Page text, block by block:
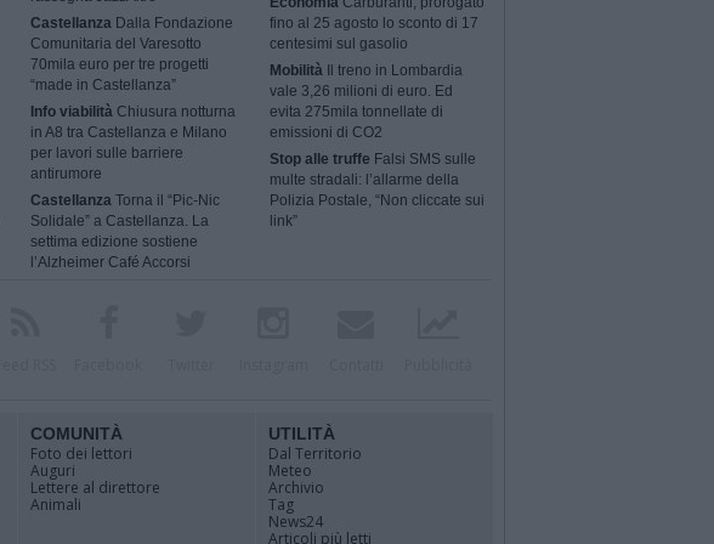
CastellanzaDalla Fondazione
Comunitaria del Varesotto
70mila euro per tre progetti
“made in Castellanza”
Info viabilitàChiusura notturna
in A8 tra Castellanza e Milano
per lavori sulle barriere
antirumore
CastellanzaTorna il “Pic-Nic
Solidale” a Castellanza. La
settima edizione sostiene
l’Alzheimer Café Accorsi
fino al 25 agosto lo sconto di 17
centesimi sul gasolio
Mobilità Il treno in Lombardia
vale 3,26 milioni di euro. Ed
evita 275mila tonnellate di
emissioni di CO2
Stop alle truffe Falsi SMS sulle
multe stradali: l’allarme della
Polizia Postale, “Non cliccate sui
link”
COMUNITÀ
Foto dei lettori
Auguri
Lettere al direttore
Animali
UTILITÀ
Dal Territorio
Meteo
Archivio
Tag
News24
Articoli più letti